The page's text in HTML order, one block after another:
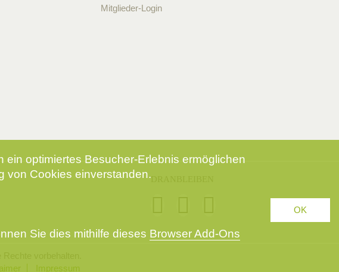
Mitglieder-Login
Impressum
optimiertes Besucher-Erlebnis ermöglichen
von Cookies einverstanden.
Sie dies mithilfe dieses Browser Add-Ons
OK